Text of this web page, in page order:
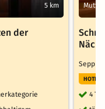
5 km
der
Seppl
4